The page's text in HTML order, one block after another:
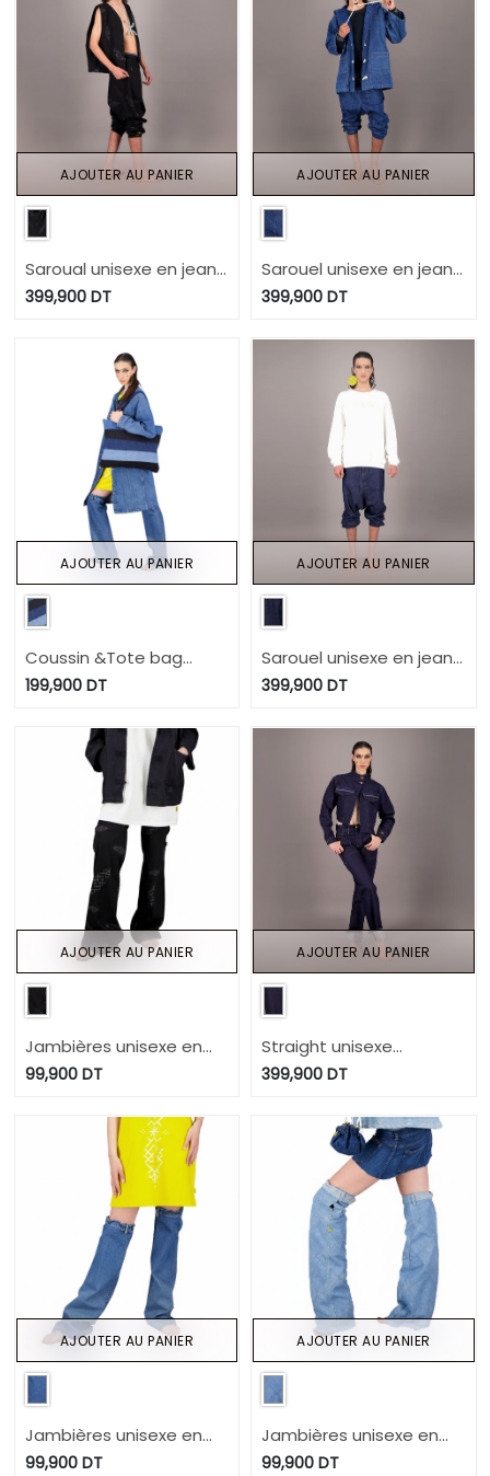
Saroual unisexe en jeans
IMPRIME BERBERE HEAVY
399,900DT
AJOUTER AU PANIER
Sarouel unisexe en jeans
UPCYCLING METHODS
399,900 DT
AJOUTER AU PANIER
Coussin &Tote bag
format 49/39 en jeans
WEEK 2024
199,900DT
AJOUTER AU PANIER
Sarouel unisexe en jeans
Selvedge And Raw Look
399,900 DT
AJOUTER AU PANIER
Jambières unisexe en
jeans IMPRIME BERBERE
TUNIS FASHION WEEK
99,900DT
AJOUTER AU PANIER
Straight unisexe
selvedge avec revers en
Look - TUNIS FASHION
WEEK 2024
399,900 DT
AJOUTER AU PANIER
Jambières unisexe en
jeans Modular - TUNIS
99,900DT
AJOUTER AU PANIER
Jambières unisexe en
jeans UPCYCLING
99,900 DT
AJOUTER AU PANIER